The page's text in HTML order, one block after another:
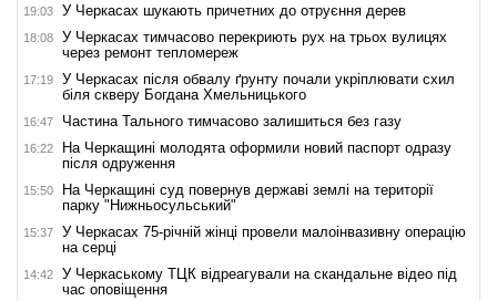
19:03 У Черкасах шукають причетних до отруєння дерев
18:08
У Черкасах тимчасово перекриють рух на трьох вулицях
через ремонт тепломереж
17:19
У Черкасах після обвалу ґрунту почали укріплювати схил
біля скверу Богдана Хмельницького
16:47 Частина Тального тимчасово залишиться без газу
16:22
На Черкащині молодята оформили новий паспорт одразу
після одруження
15:50
На Черкащині суд повернув державі землі на території
парку "Нижньосульський"
15:37
У Черкасах 75-річній жінці провели малоінвазивну операцію
на серці
14:42
У Черкаському ТЦК відреагували на скандальне відео під
час оповіщення